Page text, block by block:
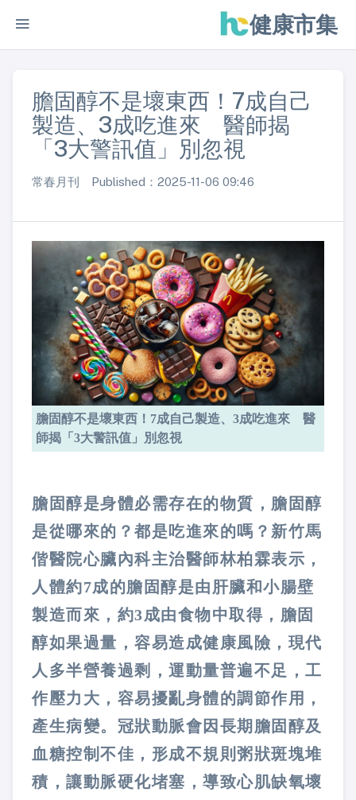
健康市集
膽固醇不是壞東西！7成自己
製造、3成吃進來 醫師揭
「3大警訊值」別忽視
常春月刊 Published：2025-11-06 09:46
膽固醇不是壞東西！7成自己製造、3成吃進來 醫
師揭「3大警訊值」別忽視
膽固醇是身體必需存在的物質，膽固醇
是從哪來的？都是吃進來的嗎？新竹馬
偕醫院心臟內科主治醫師林柏霖表示，
人體約7成的膽固醇是由肝臟和小腸壁
製造而來，約3成由食物中取得 ， 膽固
醇如果過量 ， 容易造成健康風險 ， 現代
人多半營養過剩，運動量普遍不足 ， 工
作壓力大 ， 容易擾亂身體的調節作用，
產生病變。冠狀動脈會因長期膽固醇及
血糖控制不佳，形成不規則粥狀斑塊堆
積，讓動脈硬化堵塞，導致心肌缺氧壞